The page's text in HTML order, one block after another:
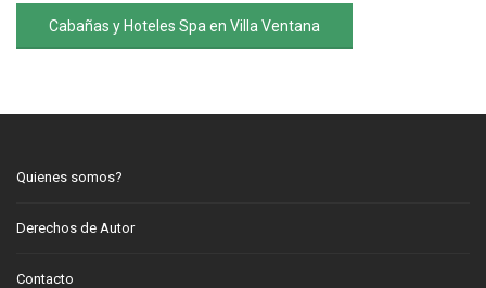
Cabañas y Hoteles Spa en Villa Ventana
Quienes somos?
Derechos de Autor
Contacto